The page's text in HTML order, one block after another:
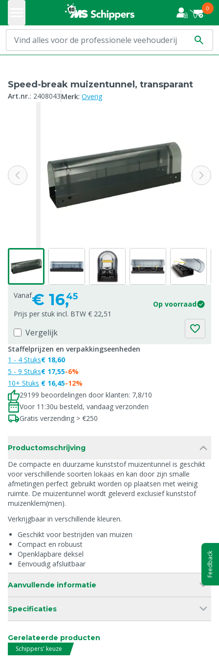
0
Speed-break muizentunnel, transparant
Art.nr.: 2408043Merk: Overig
Vanaf€ 16,45
Op voorraad
Prijs per stuk incl. BTW € 22,51
Vergelijk
Staffelprijzen en verpakkingseenheden
1 - 4 Stuks
5 - 9 Stuks
10+ Stuks
€ 18,60
€ 17,55
€ 16,45
-6%
-12%
29199 beoordelingen door klanten: 7,8/10
Voor 11:30u besteld, vandaag verzonden
Gratis verzending > €250
Productomschrijving
De compacte en duurzame kunststof muizentunnel is geschikt
voor verschillende soorten lokaas en kan door zijn smalle
afmetingen perfect gebruikt worden op plaatsen met weinig
ruimte. De muizentunnel wordt geleverd exclusief kunststof
muizenklem(men).
Verkrijgbaar in verschillende kleuren.
Geschikt voor bestrijden van muizen
Compact en robuust
Openklapbare deksel
Eenvoudig afsluitbaar
Aanvullende informatie
Specificaties
Gerelateerde producten
Schippers' keuze
Feedback